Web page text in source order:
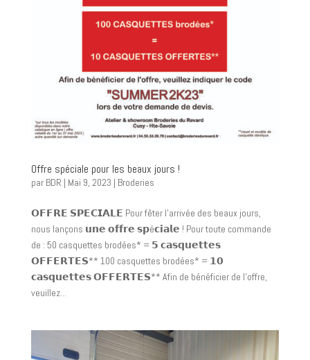
Offre spéciale pour les beaux jours !
par BDR | Mai 9, 2023 | Broderies
𝗢𝗙𝗙𝗥𝗘 𝗦𝗣𝗘𝗖𝗜𝗔𝗟𝗘 Pour fêter l’arrivée des beaux jours,
nous lançons 𝘂𝗻𝗲 𝗼𝗳𝗳𝗿𝗲 𝘀𝗽é𝗰𝗶𝗮𝗹𝗲 ! Pour toute commande
de : 50 casquettes brodées* = 𝟱 𝗰𝗮𝘀𝗾𝘂𝗲𝘁𝘁𝗲𝘀
𝗢𝗙𝗙𝗘𝗥𝗧𝗘𝗦** 100 casquettes brodées* = 𝟭𝟬
𝗰𝗮𝘀𝗾𝘂𝗲𝘁𝘁𝗲𝘀 𝗢𝗙𝗙𝗘𝗥𝗧𝗘𝗦** Afin de bénéficier de l’offre,
veuillez...